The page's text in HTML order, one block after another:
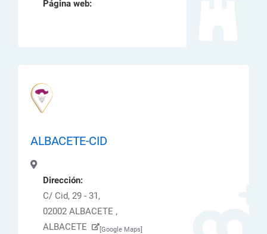
Página web:
ALBACETE-CID
Dirección:
C/ Cid, 29 - 31,
02002 ALBACETE ,
ALBACETE
[Google Maps]